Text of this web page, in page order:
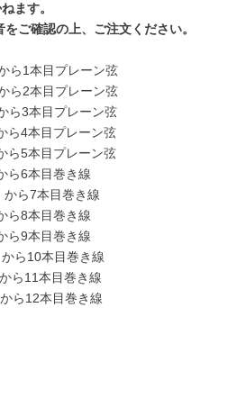
ます。
ご確認の上、ご注文ください。
ら1本目プレーン弦
ら2本目プレーン弦
ら3本目プレーン弦
ら4本目プレーン弦
ら5本目プレーン弦
ら6本目巻き線
から7本目巻き線
ら8本目巻き線
ら9本目巻き線
ら10本目巻き線
ら11本目巻き線
ら12本目巻き線